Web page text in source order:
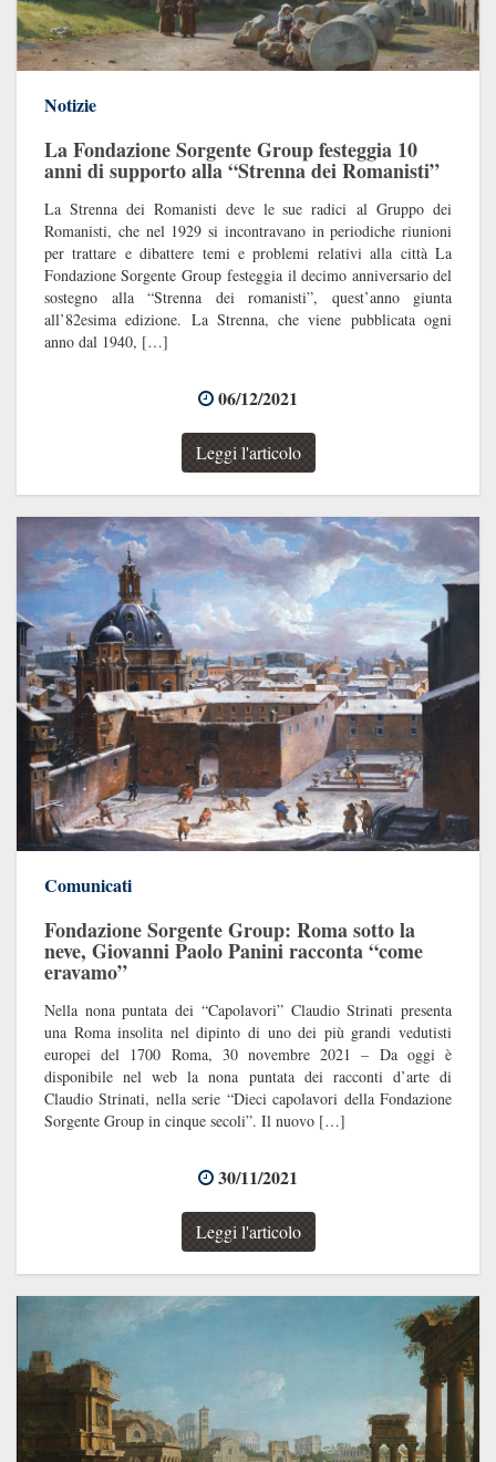
Notizie
La Fondazione Sorgente Group festeggia 10
anni di supporto alla “Strenna dei Romanisti”
La Strenna dei Romanisti deve le sue radici al Gruppo dei
Romanisti, che nel 1929 si incontravano in periodiche riunioni
per trattare e dibattere temi e problemi relativi alla città La
Fondazione Sorgente Group festeggia il decimo anniversario del
sostegno alla “Strenna dei romanisti”, quest’anno giunta
all’82esima edizione. La Strenna, che viene pubblicata ogni
anno dal 1940, […]
06/12/2021
Leggi l'articolo
Comunicati
Fondazione Sorgente Group: Roma sotto la
neve, Giovanni Paolo Panini racconta “come
eravamo”
Nella nona puntata dei “Capolavori” Claudio Strinati presenta
una Roma insolita nel dipinto di uno dei più grandi vedutisti
europei del 1700 Roma, 30 novembre 2021 – Da oggi è
disponibile nel web la nona puntata dei racconti d’arte di
Claudio Strinati, nella serie “Dieci capolavori della Fondazione
Sorgente Group in cinque secoli”. Il nuovo […]
30/11/2021
Leggi l'articolo